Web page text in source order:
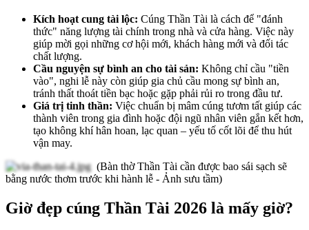
Kích hoạt cung tài lộc: Cúng Thần Tài là cách để "đánh
thức" năng lượng tài chính trong nhà và cửa hàng. Việc này
giúp mời gọi những cơ hội mới, khách hàng mới và đối tác
chất lượng.
Cầu nguyện sự bình an cho tài sản: Không chỉ cầu "tiền
vào", nghi lễ này còn giúp gia chủ cầu mong sự bình an,
tránh thất thoát tiền bạc hoặc gặp phải rủi ro trong đầu tư.
Giá trị tinh thần: Việc chuẩn bị mâm cúng tươm tất giúp các
thành viên trong gia đình hoặc đội ngũ nhân viên gắn kết hơn,
tạo không khí hân hoan, lạc quan – yếu tố cốt lõi để thu hút
vận may.
(Bàn thờ Thần Tài cần được bao sái sạch sẽ
bằng nước thơm trước khi hành lễ - Ảnh sưu tầm)
Giờ đẹp cúng Thần Tài 2026 là mấy giờ?